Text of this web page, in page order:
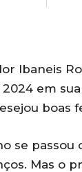
Ibaneis
2024 em
boas
se
Mas o